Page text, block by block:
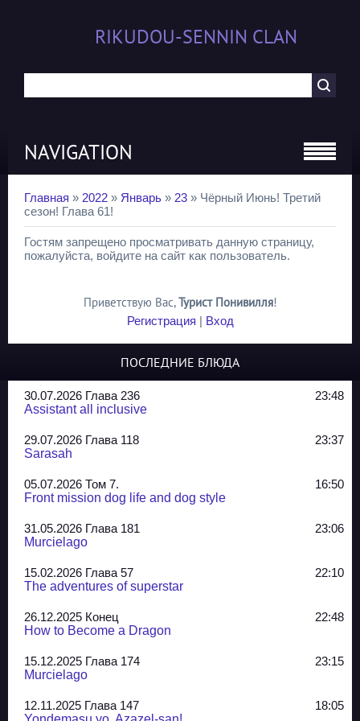
RIKUDOU-SENNIN CLAN
NAVIGATION
Главная » 2022 » Январь » 23 » Чёрный Июнь! Третий
сезон! Глава 61!
Гостям запрещено просматривать данную страницу,
пожалуйста, войдите на сайт как пользователь.
Приветствую Вас,Турист Понивилля!
Регистрация | Вход
ПОСЛЕДНИЕ БЛЮДА
30.07.2026 Глава 236
23:48
Assistant all inclusive
29.07.2026 Глава 118
23:37
Sarasah
05.07.2026 Том 7.
16:50
Front mission dog life and dog style
31.05.2026 Глава 181
23:06
Murcielago
15.02.2026 Глава 57
22:10
The adventures of superstar
26.12.2025 Конец
22:48
How to Become a Dragon
15.12.2025 Глава 174
23:15
Murcielago
12.11.2025 Глава 147
18:05